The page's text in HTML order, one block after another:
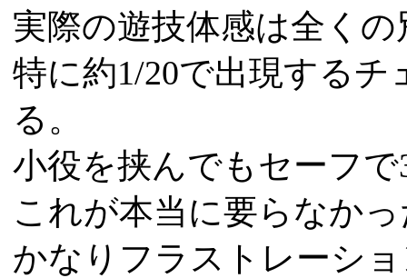
実際の遊技体感は全くの
特に約1/20で出現する
る。
小役を挟んでもセーフ
これが本当に要らなか
かなりフラストレーシ